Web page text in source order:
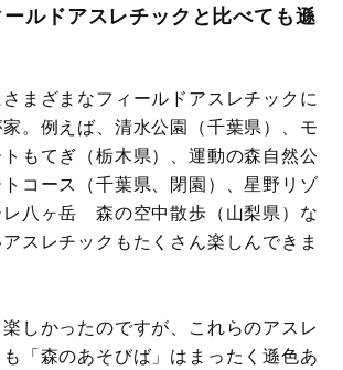
ルドアスレチックと比べても遜
まざまなフィールドアスレチックに
。例えば、清水公園（千葉県）、モ
もてぎ（栃木県）、運動の森自然公
コース（千葉県、閉園）、星野リゾ
八ヶ岳 森の空中散歩（山梨県）な
スレチックもたくさん楽しんできま
しかったのですが、これらのアスレ
「森のあそびば」はまったく遜色あ